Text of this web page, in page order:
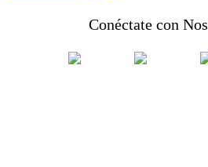
Conéctate con